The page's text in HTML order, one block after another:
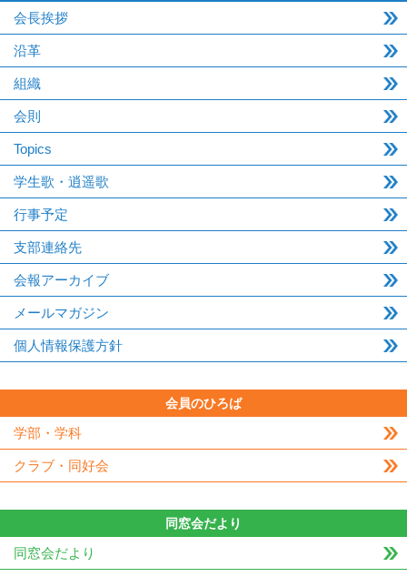
会長挨拶
沿革
組織
会則
Topics
学生歌・逍遥歌
行事予定
支部連絡先
会報アーカイブ
メールマガジン
個人情報保護方針
会員のひろば
学部・学科
クラブ・同好会
同窓会だより
同窓会だより